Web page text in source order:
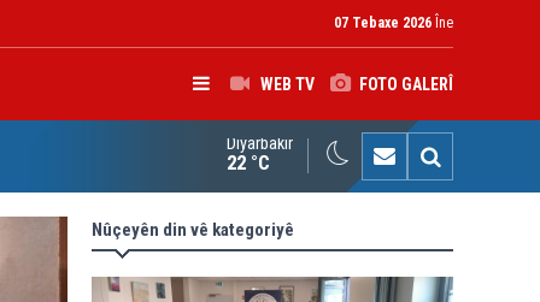
07 Tebaxe 2026 Îne
WEB TV FOTO GALERÎ
Gotinên Parêzgarê Kerkûkê yên li ser Madeya 140î hewldana
Diyarbakır
22 °C
Nûçeyên din vê kategoriyê